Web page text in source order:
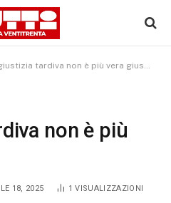
tardiva non è più vera giustizia
non è più
18, 2025 1VISUALIZZAZIONI